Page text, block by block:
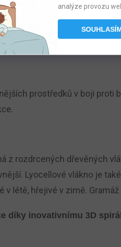
analýze provozu
prostředků v boji proti
z rozdrcených dřevěných
Lyocellové vlákno je
v létě, hřejivé v zimě. Gramáž
díky inovativnímu 3D